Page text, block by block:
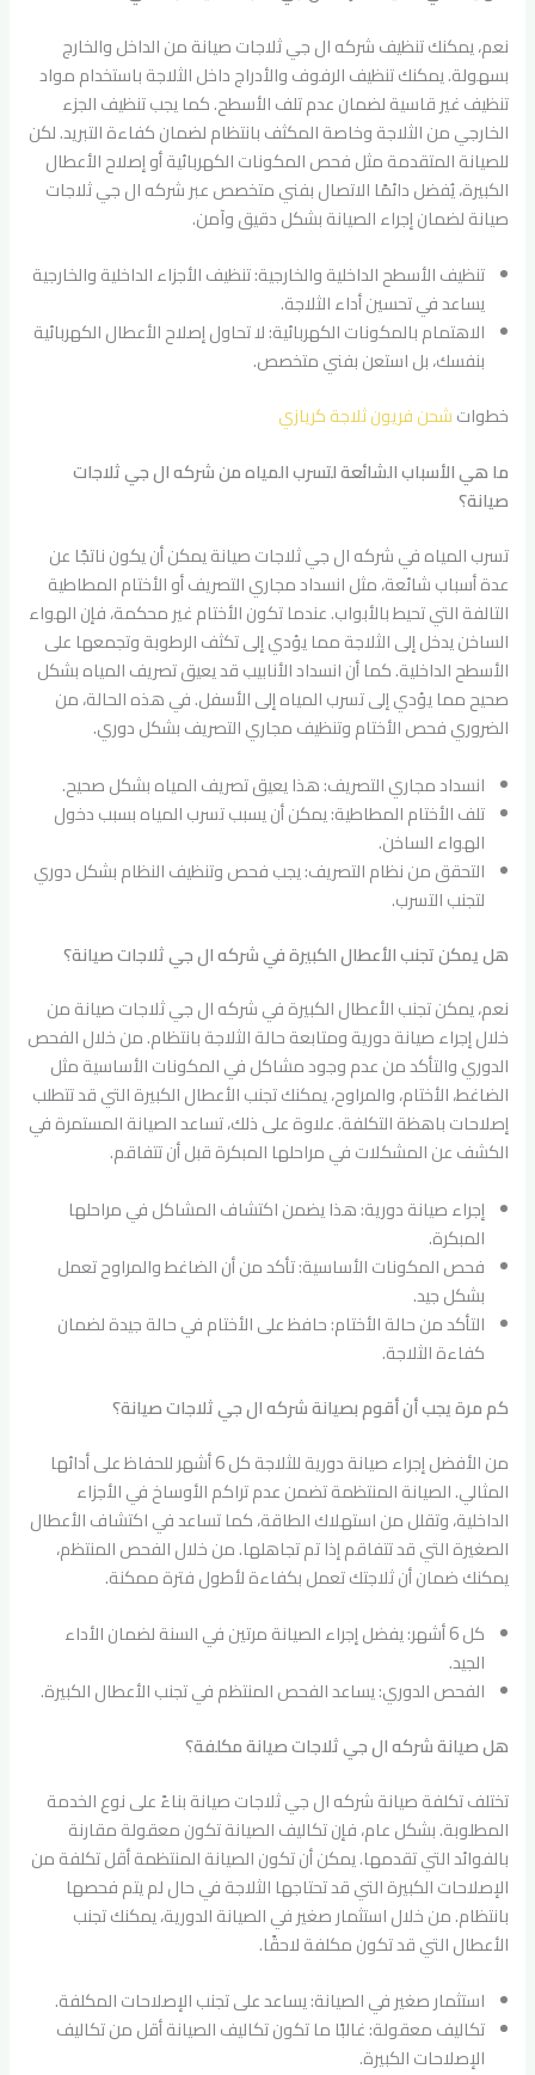
نعم، يمكنك تنظيف شركه ال جي ثلاجات صيانة من الداخل والخارج
بسهولة. يمكنك تنظيف الرفوف والأدراج داخل الثلاجة باستخدام مواد
تنظيف غير قاسية لضمان عدم تلف الأسطح. كما يجب تنظيف الجزء
الخارجي من الثلاجة وخاصة المكثف بانتظام لضمان كفاءة التبريد. لكن
للصيانة المتقدمة مثل فحص المكونات الكهربائية أو إصلاح الأعطال
الكبيرة، يُفضل دائمًا الاتصال بفني متخصص عبر شركه ال جي ثلاجات
صيانة لضمان إجراء الصيانة بشكل دقيق وآمن.
تنظيف الأسطح الداخلية والخارجية: تنظيف الأجزاء الداخلية والخارجية
يساعد في تحسين أداء الثلاجة.
الاهتمام بالمكونات الكهربائية: لا تحاول إصلاح الأعطال الكهربائية
بنفسك، بل استعن بفني متخصص.
خطواتشحن فريون ثلاجة كريازي
ما هي الأسباب الشائعة لتسرب المياه من شركه ال جي ثلاجات
صيانة؟
تسرب المياه في شركه ال جي ثلاجات صيانة يمكن أن يكون ناتجًا عن
عدة أسباب شائعة، مثل انسداد مجاري التصريف أو الأختام المطاطية
التالفة التي تحيط بالأبواب. عندما تكون الأختام غير محكمة، فإن الهواء
الساخن يدخل إلى الثلاجة مما يؤدي إلى تكثف الرطوبة وتجمعها على
الأسطح الداخلية. كما أن انسداد الأنابيب قد يعيق تصريف المياه بشكل
صحيح مما يؤدي إلى تسرب المياه إلى الأسفل. في هذه الحالة، من
الضروري فحص الأختام وتنظيف مجاري التصريف بشكل دوري.
انسداد مجاري التصريف: هذا يعيق تصريف المياه بشكل صحيح.
تلف الأختام المطاطية: يمكن أن يسبب تسرب المياه بسبب دخول
الهواء الساخن.
التحقق من نظام التصريف: يجب فحص وتنظيف النظام بشكل دوري
لتجنب التسرب.
هل يمكن تجنب الأعطال الكبيرة في شركه ال جي ثلاجات صيانة؟
نعم، يمكن تجنب الأعطال الكبيرة في شركه ال جي ثلاجات صيانة من
خلال إجراء صيانة دورية ومتابعة حالة الثلاجة بانتظام. من خلال الفحص
الدوري والتأكد من عدم وجود مشاكل في المكونات الأساسية مثل
الضاغط، الأختام، والمراوح، يمكنك تجنب الأعطال الكبيرة التي قد تتطلب
إصلاحات باهظة التكلفة. علاوة على ذلك، تساعد الصيانة المستمرة في
الكشف عن المشكلات في مراحلها المبكرة قبل أن تتفاقم.
إجراء صيانة دورية: هذا يضمن اكتشاف المشاكل في مراحلها
المبكرة.
فحص المكونات الأساسية: تأكد من أن الضاغط والمراوح تعمل
بشكل جيد.
التأكد من حالة الأختام: حافظ على الأختام في حالة جيدة لضمان
كفاءة الثلاجة.
كم مرة يجب أن أقوم بصيانة شركه ال جي ثلاجات صيانة؟
من الأفضل إجراء صيانة دورية للثلاجة كل 6 أشهر للحفاظ على أدائها
المثالي. الصيانة المنتظمة تضمن عدم تراكم الأوساخ في الأجزاء
الداخلية، وتقلل من استهلاك الطاقة، كما تساعد في اكتشاف الأعطال
الصغيرة التي قد تتفاقم إذا تم تجاهلها. من خلال الفحص المنتظم،
يمكنك ضمان أن ثلاجتك تعمل بكفاءة لأطول فترة ممكنة.
كل 6 أشهر: يفضل إجراء الصيانة مرتين في السنة لضمان الأداء
الجيد.
الفحص الدوري: يساعد الفحص المنتظم في تجنب الأعطال الكبيرة.
هل صيانة شركه ال جي ثلاجات صيانة مكلفة؟
تختلف تكلفة صيانة شركه ال جي ثلاجات صيانة بناءً على نوع الخدمة
المطلوبة. بشكل عام، فإن تكاليف الصيانة تكون معقولة مقارنة
بالفوائد التي تقدمها. يمكن أن تكون الصيانة المنتظمة أقل تكلفة من
الإصلاحات الكبيرة التي قد تحتاجها الثلاجة في حال لم يتم فحصها
بانتظام. من خلال استثمار صغير في الصيانة الدورية، يمكنك تجنب
الأعطال التي قد تكون مكلفة لاحقًا.
استثمار صغير في الصيانة: يساعد على تجنب الإصلاحات المكلفة.
تكاليف معقولة: غالبًا ما تكون تكاليف الصيانة أقل من تكاليف
الإصلاحات الكبيرة.